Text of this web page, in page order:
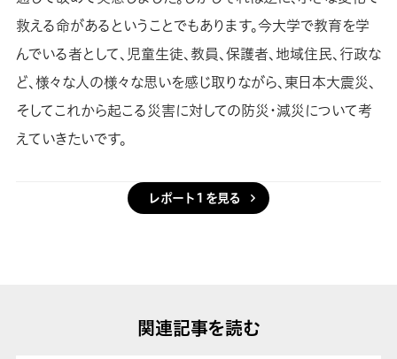
救える命があるということでもあります。今大学で教育を学
んでいる者として、児童生徒、教員、保護者、地域住民、行政な
ど、様々な人の様々な思いを感じ取りながら、東日本大震災、
そしてこれから起こる災害に対しての防災・減災について考
えていきたいです。
レポート１を見る
関連記事を読む